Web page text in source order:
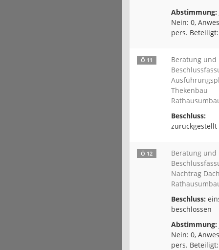
Abstimmung:
Nein: 0,
pers.
Ö 11
Beratung und
Thekenbau
Beschluss:
zurückgestellt
Ö 12
Beratung und
Nachtrag
Beschluss:
beschlossen
Abstimmung:
Nein: 0,
pers.